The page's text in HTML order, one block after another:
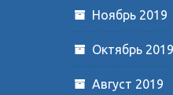
Ноябрь 2019
Октябрь 2019
Август 2019